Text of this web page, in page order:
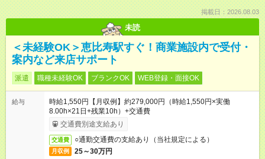
掲載日：2026.08.03
未読
＜未経験OK＞恵比寿駅すぐ！商業施設内で受付・
案内など来店サポート
派遣 職種未経験OK ブランクOK WEB登録・面接OK
給与
時給1,550円【月収例】約279,000円（時給1,550円×実働
8.00h×21日+残業10h）+交通費
交通費別途支給あり
交通費 ○通勤交通費の支給あり（当社規定による）
月収例 25～30万円